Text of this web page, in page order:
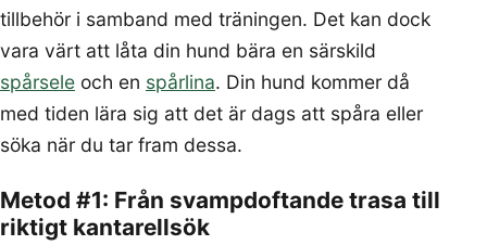
tillbehör i samband med träningen. Det kan dock
vara värt att låta din hund bära en särskild
spårsele och en spårlina. Din hund kommer då
med tiden lära sig att det är dags att spåra eller
söka när du tar fram dessa.
Metod #1: Från svampdoftande trasa till
riktigt kantarellsök